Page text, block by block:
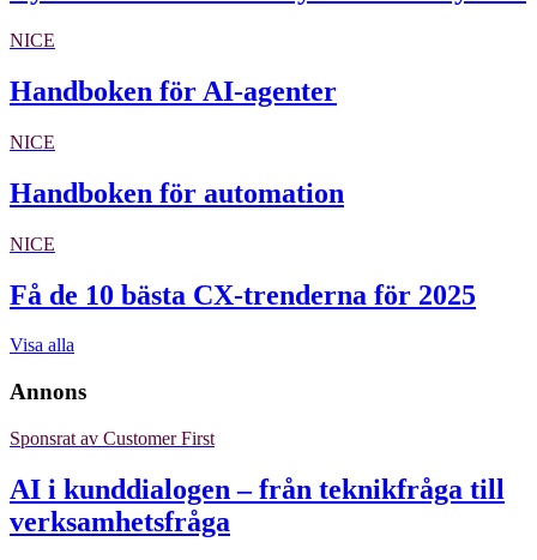
NICE
Handboken för AI-agenter
NICE
Handboken för automation
NICE
Få de 10 bästa CX-trenderna för 2025
Visa alla
Annons
Sponsrat av Customer First
AI i kunddialogen – från teknikfråga till
verksamhetsfråga